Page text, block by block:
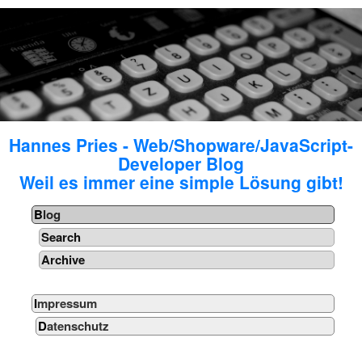
Hannes Pries - Web/Shopware/JavaScript-
Developer Blog
Weil es immer eine simple Lösung gibt!
Blog
Search
Archive
Impressum
Datenschutz